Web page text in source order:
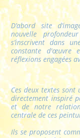
D’abord site
nouvelle
s’inscrivent dans
constante d'œuvre
réflexions engagées
Ces deux textes
directement inspiré
et de notre
centrale de ces
Ils se proposent